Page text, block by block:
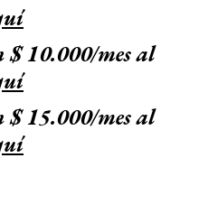
$ 10.000/mes al
$ 15.000/mes al